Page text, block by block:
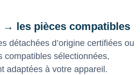
→ les pièces compatibles
détachées d’origine certifiées ou
compatibles sélectionnées,
adaptées à votre appareil.